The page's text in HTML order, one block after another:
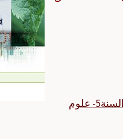
بحوث المؤتمر الثامن للإعجاز العلمي في القرآن والسنة5- علوم